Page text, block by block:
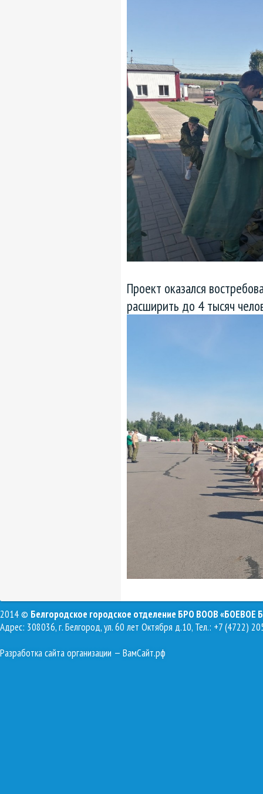
Проект оказался
расширить до 4 тысяч
2014 © Белгородское городское отделение БРО ВООВ «БОЕВОЕ
Адрес: 308036, г. Белгород, ул. 60 лет Октября д.10, Тел.: +7 (4722)
Разработка сайта организации — ВамСайт.рф